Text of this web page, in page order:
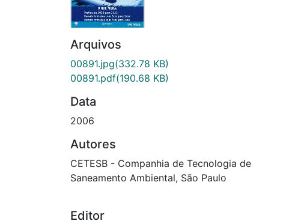
Arquivos
00891.jpg(332.78 KB)
00891.pdf(190.68 KB)
Data
2006
Autores
CETESB - Companhia de Tecnologia de
Saneamento Ambiental, São Paulo
Editor